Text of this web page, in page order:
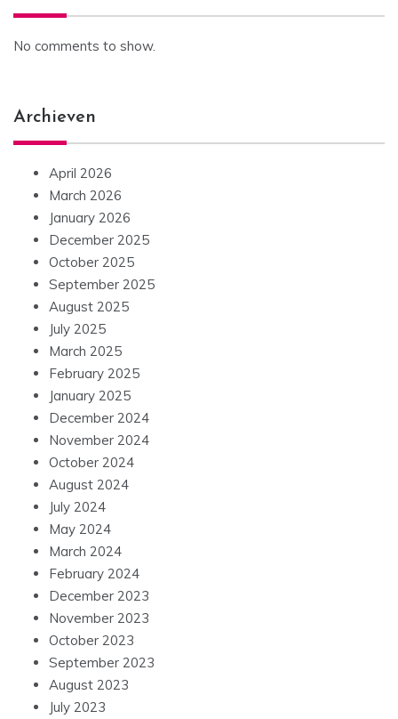
No comments to show.
Archieven
April 2026
March 2026
January 2026
December 2025
October 2025
September 2025
August 2025
July 2025
March 2025
February 2025
January 2025
December 2024
November 2024
October 2024
August 2024
July 2024
May 2024
March 2024
February 2024
December 2023
November 2023
October 2023
September 2023
August 2023
July 2023